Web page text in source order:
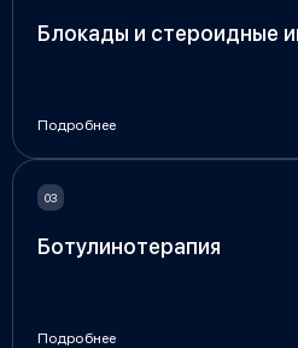
Блокады и стероидные
Подробнее
Ботулинотерапия
Подробнее